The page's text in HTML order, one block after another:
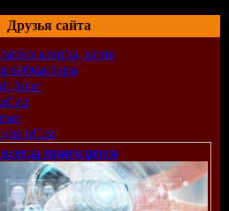
Друзья сайта
клипы, кино
вебмастера
блог
uCoz
пригодится